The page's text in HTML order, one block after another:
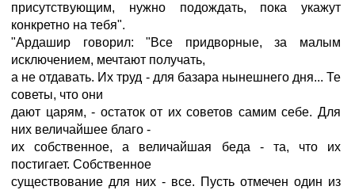
присутствующим, нужно подождать, пока укажут
конкретно на тебя".
"Ардашир говорил: "Все придворные, за малым
исключением, мечтают получать,
а не отдавать. Их труд - для базара нынешнего дня... Те
советы, что они
дают царям, - остаток от их советов самим себе. Для
них величайшее благо -
их собственное, а величайшая беда - та, что их
постигает. Собственное
существование для них - все. Пусть отмечен один из